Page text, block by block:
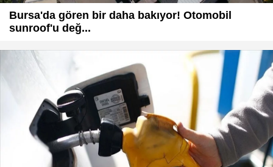
Bursa'da gören bir daha bakıyor! Otomobil
sunroof'u değ...